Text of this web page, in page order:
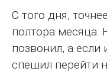
С того дня,
полтора месяца.
позвонил, а если
спешил перейти